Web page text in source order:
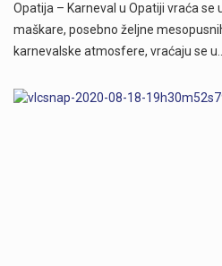
Opatija – Karneval u Opatiji vraća se
maškare, posebno željne
karnevalske atmosfere, vraćaju se